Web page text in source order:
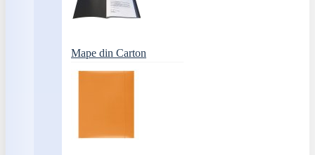
Mape din Carton